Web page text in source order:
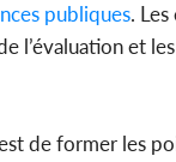
publiques.
l’évaluation et
de former les